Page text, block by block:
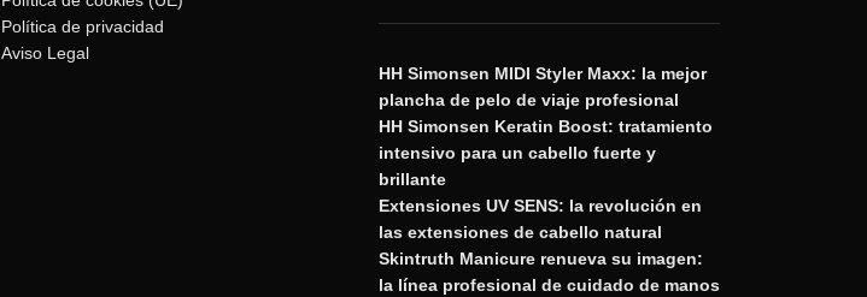
Política de privacidad
Aviso Legal
HH Simonsen MIDI Styler Maxx: la mejor
plancha de pelo de viaje profesional
HH Simonsen Keratin Boost: tratamiento
intensivo para un cabello fuerte y
brillante
Extensiones UV SENS: la revolución en
las extensiones de cabello natural
Skintruth Manicure renueva su imagen:
la línea profesional de cuidado de manos